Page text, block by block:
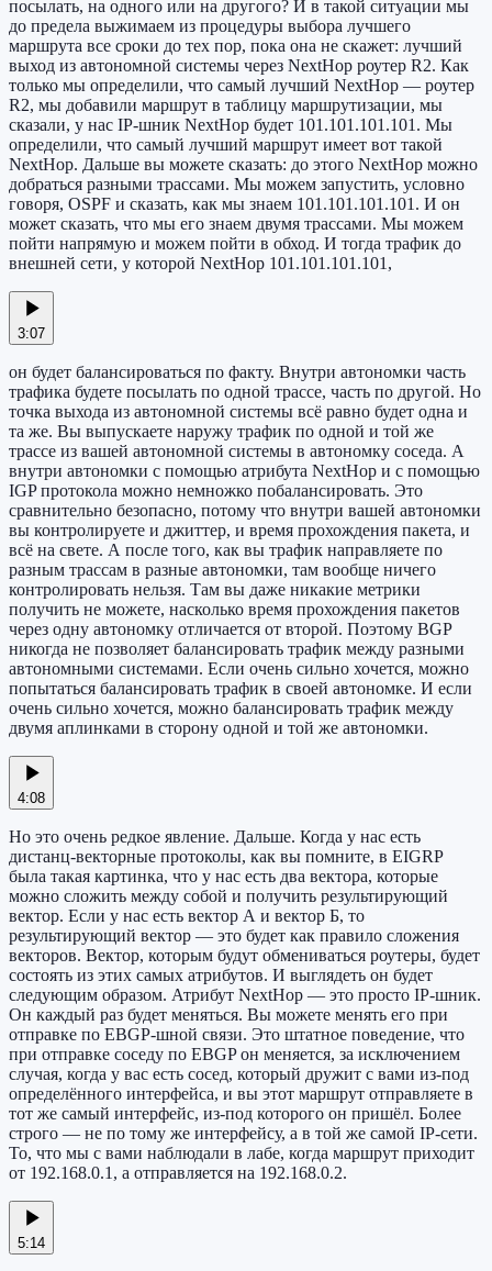
посылать, на одного или на другого? И в такой ситуации мы
до предела выжимаем из процедуры выбора лучшего
маршрута все сроки до тех пор, пока она не скажет: лучший
выход из автономной системы через NextHop роутер R2. Как
только мы определили, что самый лучший NextHop — роутер
R2, мы добавили маршрут в таблицу маршрутизации, мы
сказали, у нас IP-шник NextHop будет 101.101.101.101. Мы
определили, что самый лучший маршрут имеет вот такой
NextHop. Дальше вы можете сказать: до этого NextHop можно
добраться разными трассами. Мы можем запустить, условно
говоря, OSPF и сказать, как мы знаем 101.101.101.101. И он
может сказать, что мы его знаем двумя трассами. Мы можем
пойти напрямую и можем пойти в обход. И тогда трафик до
внешней сети, у которой NextHop 101.101.101.101,
3:07
он будет балансироваться по факту. Внутри автономки часть
трафика будете посылать по одной трассе, часть по другой. Но
точка выхода из автономной системы всё равно будет одна и
та же. Вы выпускаете наружу трафик по одной и той же
трассе из вашей автономной системы в автономку соседа. А
внутри автономки с помощью атрибута NextHop и с помощью
IGP протокола можно немножко побалансировать. Это
сравнительно безопасно, потому что внутри вашей автономки
вы контролируете и джиттер, и время прохождения пакета, и
всё на свете. А после того, как вы трафик направляете по
разным трассам в разные автономки, там вообще ничего
контролировать нельзя. Там вы даже никакие метрики
получить не можете, насколько время прохождения пакетов
через одну автономку отличается от второй. Поэтому BGP
никогда не позволяет балансировать трафик между разными
автономными системами. Если очень сильно хочется, можно
попытаться балансировать трафик в своей автономке. И если
очень сильно хочется, можно балансировать трафик между
двумя аплинками в сторону одной и той же автономки.
4:08
Но это очень редкое явление. Дальше. Когда у нас есть
дистанц-векторные протоколы, как вы помните, в EIGRP
была такая картинка, что у нас есть два вектора, которые
можно сложить между собой и получить результирующий
вектор. Если у нас есть вектор А и вектор Б, то
результирующий вектор — это будет как правило сложения
векторов. Вектор, которым будут обмениваться роутеры, будет
состоять из этих самых атрибутов. И выглядеть он будет
следующим образом. Атрибут NextHop — это просто IP-шник.
Он каждый раз будет меняться. Вы можете менять его при
отправке по EBGP-шной связи. Это штатное поведение, что
при отправке соседу по EBGP он меняется, за исключением
случая, когда у вас есть сосед, который дружит с вами из-под
определённого интерфейса, и вы этот маршрут отправляете в
тот же самый интерфейс, из-под которого он пришёл. Более
строго — не по тому же интерфейсу, а в той же самой IP-сети.
То, что мы с вами наблюдали в лабе, когда маршрут приходит
от 192.168.0.1, а отправляется на 192.168.0.2.
5:14